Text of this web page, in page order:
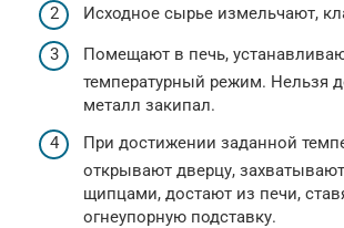
Исходное сырье измельчают,
Помещают в печь,
температурный режим. Нельзя
металл закипал.
При достижении заданной
открывают дверцу,
щипцами, достают из печи,
огнеупорную подставку.